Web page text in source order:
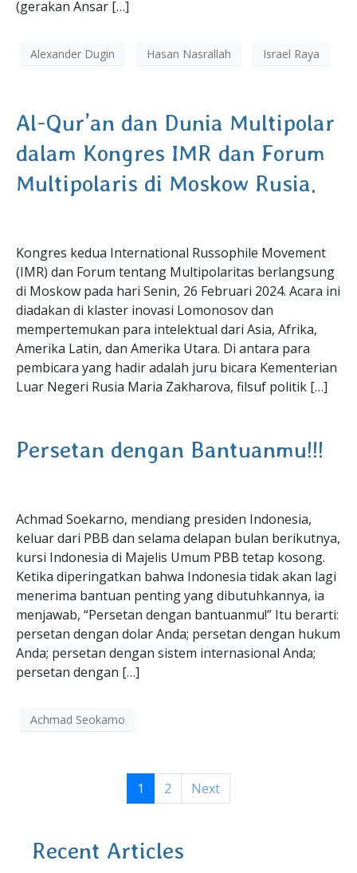
(gerakan Ansar […]
Alexander Dugin Hasan Nasrallah Israel Raya
Al-Qur’an dan Dunia Multipolar
dalam Kongres IMR dan Forum
Multipolaris di Moskow Rusia.
Kongres kedua International Russophile Movement
(IMR) dan Forum tentang Multipolaritas berlangsung
di Moskow pada hari Senin, 26 Februari 2024. Acara ini
diadakan di klaster inovasi Lomonosov dan
mempertemukan para intelektual dari Asia, Afrika,
Amerika Latin, dan Amerika Utara. Di antara para
pembicara yang hadir adalah juru bicara Kementerian
Luar Negeri Rusia Maria Zakharova, filsuf politik […]
Persetan dengan Bantuanmu!!!
Achmad Soekarno, mendiang presiden Indonesia,
keluar dari PBB dan selama delapan bulan berikutnya,
kursi Indonesia di Majelis Umum PBB tetap kosong.
Ketika diperingatkan bahwa Indonesia tidak akan lagi
menerima bantuan penting yang dibutuhkannya, ia
menjawab, “Persetan dengan bantuanmu!” Itu berarti:
persetan dengan dolar Anda; persetan dengan hukum
Anda; persetan dengan sistem internasional Anda;
persetan dengan […]
Achmad Seokarno
1 2 Next
Recent Articles